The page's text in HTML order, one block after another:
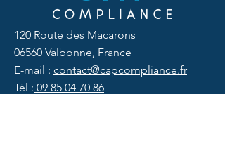
120 Route des Macarons
06560 Valbonne, France
E-mail : contact@capcompliance.fr
Tél : 09 85 04 70 86